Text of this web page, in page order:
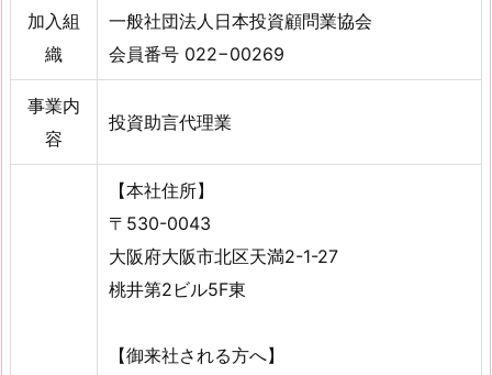
加入組
織
一般社団法人日本投資顧問業協会
会員番号 022−00269
事業内
容
投資助言代理業
【本社住所】
〒530-0043
大阪府大阪市北区天満2-1-27
桃井第2ビル5F東
【御来社される方へ】